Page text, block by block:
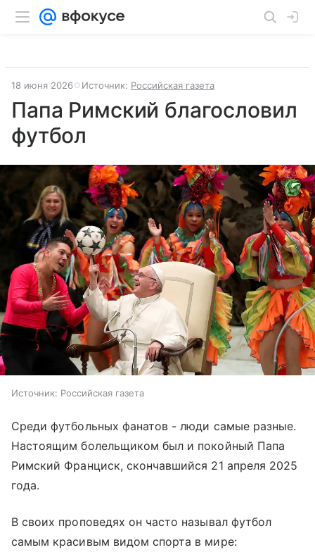
18 июня 2026 Источник: Российская газета
Папа Римский благословил
футбол
Источник: Российская газета
Среди футбольных фанатов - люди самые разные.
Настоящим болельщиком был и покойный Папа
Римский Франциск, скончавшийся 21 апреля 2025
года.
В своих проповедях он часто называл футбол
самым красивым видом спорта в мире: